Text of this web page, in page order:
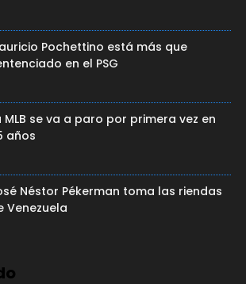
Pochettino está más que
en el PSG
MLB se va a paro por primera vez en
años
Néstor Pékerman toma las riendas
Venezuela